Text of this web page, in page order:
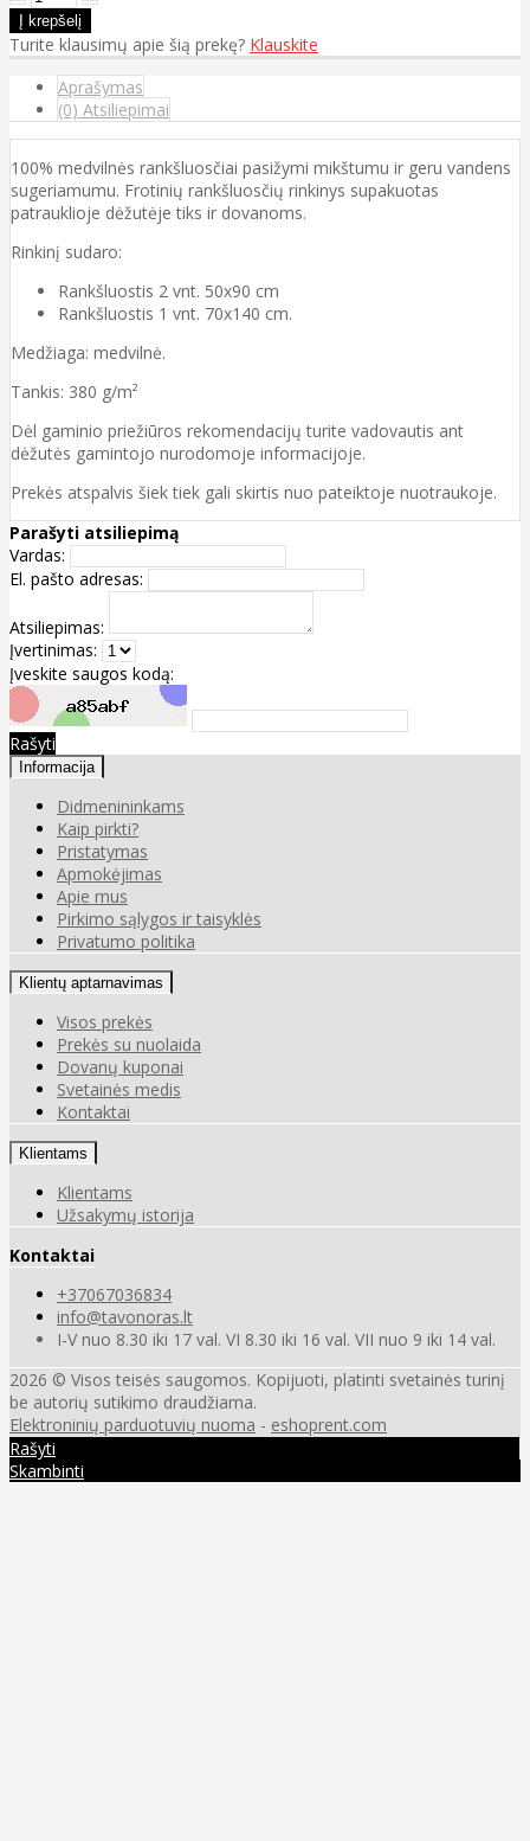
Turite klausimų apie šią prekę? Klauskite
Aprašymas
(0) Atsiliepimai
100% medvilnės rankšluosčiai pasižymi mikštumu ir geru vandens
sugeriamumu. Frotinių rankšluosčių rinkinys supakuotas
patrauklioje dėžutėje tiks ir dovanoms.
Rinkinį sudaro:
Rankšluostis 2 vnt. 50x90 cm
Rankšluostis 1 vnt. 70x140 cm.
Medžiaga: medvilnė.
Tankis: 380 g/m²
Dėl gaminio priežiūros rekomendacijų turite vadovautis ant
dėžutės gamintojo nurodomoje informacijoje.
Prekės atspalvis šiek tiek gali skirtis nuo pateiktoje nuotraukoje.
Parašyti atsiliepimą
Vardas:
El. pašto adresas:
Atsiliepimas:
Įvertinimas:
Įveskite saugos kodą:
Rašyti
Informacija
Didmenininkams
Kaip pirkti?
Pristatymas
Apmokėjimas
Apie mus
Pirkimo sąlygos ir taisyklės
Privatumo politika
Klientų aptarnavimas
Visos prekės
Prekės su nuolaida
Dovanų kuponai
Svetainės medis
Kontaktai
Klientams
Klientams
Užsakymų istorija
Kontaktai
+37067036834
info@tavonoras.lt
I-V nuo 8.30 iki 17 val. VI 8.30 iki 16 val. VII nuo 9 iki 14 val.
2026 © Visos teisės saugomos. Kopijuoti, platinti svetainės turinį
be autorių sutikimo draudžiama.
Elektroninių parduotuvių nuoma - eshoprent.com
Rašyti
Skambinti